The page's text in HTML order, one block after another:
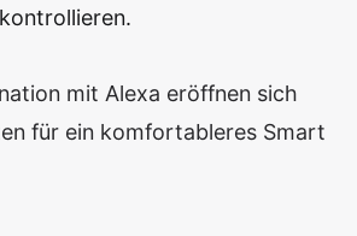
mit Alexa eröffnen sich
für ein komfortableres Smart